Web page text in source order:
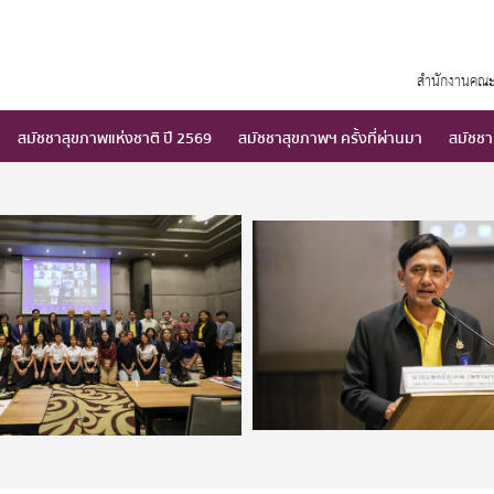
สำนักงานคณ
สมัชชาสุขภาพแห่งชาติ ปี 2569 สมัชชาสุขภาพฯ ครั้งที่ผ่านมา สมัชชา